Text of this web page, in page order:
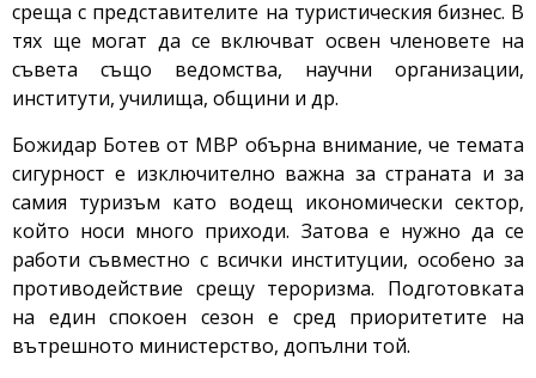
среща с представителите на туристическия бизнес. В
тях ще могат да се включват освен членовете на
съвета също ведомства, научни организации,
институти, училища, общини и др.
Божидар Ботев от МВР обърна внимание, че темата
сигурност е изключително важна за страната и за
самия туризъм като водещ икономически сектор,
който носи много приходи. Затова е нужно да се
работи съвместно с всички институции, особено за
противодействие срещу тероризма. Подготовката
на един спокоен сезон е сред приоритетите на
вътрешното министерство, допълни той.